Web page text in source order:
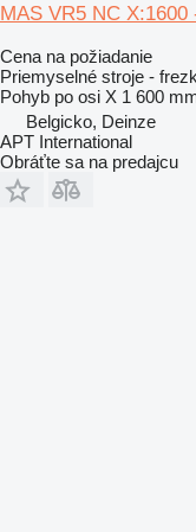
MAS VR5 NC
Cena na požiadanie
Priemyselné stroje -
Pohyb po osi X 1 600
Belgicko, Deinze
APT International
Obráťte sa na predajcu